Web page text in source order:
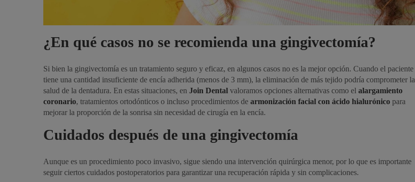
¿En qué casos no se recomienda una gingivectomía?
Si bien la gingivectomía es un tratamiento seguro y eficaz, en algunos casos no es la mejor opción. Cuando el paciente
tiene una cantidad insuficiente de encía adherida (menos de 3 mm), la eliminación de más tejido podría comprometer la
salud de la dentadura. En estas situaciones, en Join Dental valoramos opciones alternativas como el alargamiento
coronario, tratamientos ortodónticos o incluso procedimientos de armonización facial con ácido hialurónico para
mejorar la proporción de la sonrisa sin necesidad de cirugía en la encía.
Cuidados después de una gingivectomía
Aunque es un procedimiento poco invasivo, sigue siendo una intervención quirúrgica menor, por lo que es importante
seguir ciertos cuidados postoperatorios para garantizar una recuperación rápida y sin complicaciones.